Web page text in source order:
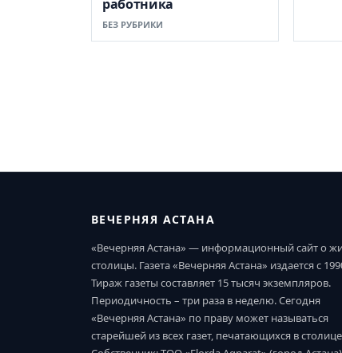
работника
БЕЗ РУБРИКИ
ВЕЧЕРНЯЯ АСТАНА
«Вечерняя Астана» — информационный сайт о
столицы. Газета «Вечерняя Астана» издается с
Тираж газеты составляет 15 тысяч экземпляров.
Периодичность – три раза в неделю. Сегодня
«Вечерняя Астана» по праву может называться
старейшей из всех газет, печатающихся в